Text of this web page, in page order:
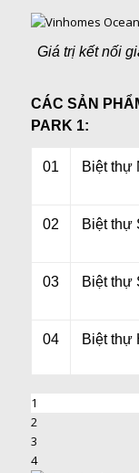
Giá trị kết nối
CÁC SẢN
PARK 1:
01 Biệt thự
02 Biệt thự
03 Biệt thự
04 Biệt thự
1
2
3
4